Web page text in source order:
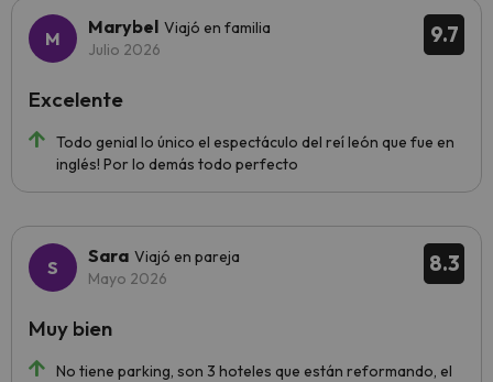
9.7
Marybel Viajó en familia
Julio 2026
Todo genial lo único el espectáculo del reí león que fue en
inglés! Por lo demás todo perfecto
Excelente
8.3
Sara Viajó en pareja
Mayo 2026
No tiene parking, son 3 hoteles que están reformando, el
Muy bien